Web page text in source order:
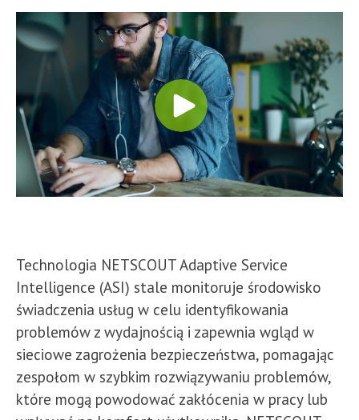
Technologia NETSCOUT Adaptive Service
Intelligence (ASI) stale monitoruje środowisko
świadczenia usług w celu identyfikowania
problemów z wydajnością i zapewnia wgląd w
sieciowe zagrożenia bezpieczeństwa, pomagając
zespołom w szybkim rozwiązywaniu problemów,
które mogą powodować zakłócenia w pracy lub